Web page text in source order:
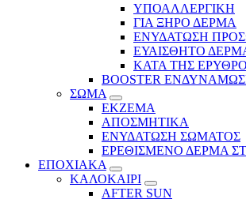
ΥΠΟΑΛΛΕΡΓΙΚΗ
ΓΙΑ ΞΗΡΟ ΔΕΡΜΑ
ΕΝΥΔΑΤΩΣΗ
ΕΥΑΙΣΘΗΤΟ
ΚΑΤΑ ΤΗΣ
BOOSTER
ΣΩΜΑ
ΕΚΖΕΜΑ
ΑΠΟΣΜΗΤΙΚΑ
ΕΝΥΔΑΤΩΣΗ ΣΩΜΑΤΟΣ
ΕΡΕΘΙΣΜΕΝΟ ΔΕΡΜΑ
ΕΠΟΧΙΑΚΑ
ΚΑΛΟΚΑΙΡΙ
AFTER SUN